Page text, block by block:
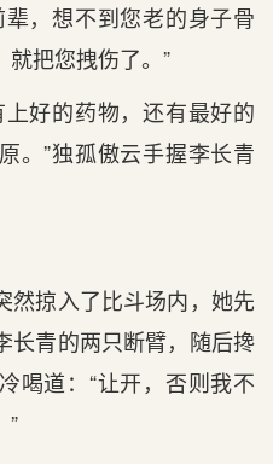
，想不到您老的身子骨
把您拽伤了。”
好的药物，还有最好的
。”独孤傲云手握李长青
然掠入了比斗场内，她先
长青的两只断臂，随后搀
喝道：“让开，否则我不
”